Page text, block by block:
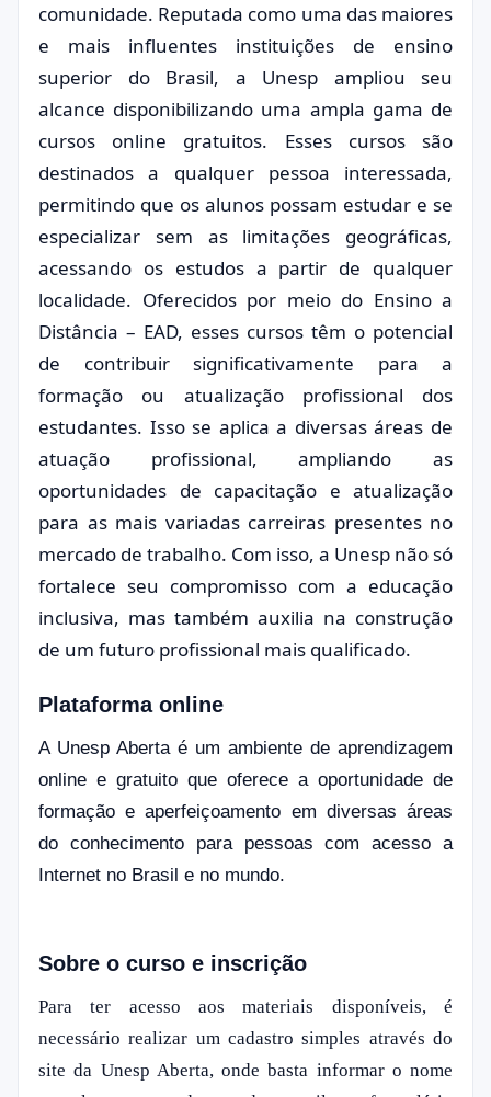
comunidade. Reputada como uma das maiores
e mais influentes instituições de ensino
superior do Brasil, a Unesp ampliou seu
alcance disponibilizando uma ampla gama de
cursos online gratuitos. Esses cursos são
destinados a qualquer pessoa interessada,
permitindo que os alunos possam estudar e se
especializar sem as limitações geográficas,
acessando os estudos a partir de qualquer
localidade. Oferecidos por meio do Ensino a
Distância – EAD, esses cursos têm o potencial
de contribuir significativamente para a
formação ou atualização profissional dos
estudantes. Isso se aplica a diversas áreas de
atuação profissional, ampliando as
oportunidades de capacitação e atualização
para as mais variadas carreiras presentes no
mercado de trabalho. Com isso, a Unesp não só
fortalece seu compromisso com a educação
inclusiva, mas também auxilia na construção
de um futuro profissional mais qualificado.
Plataforma online
A Unesp Aberta é um ambiente de aprendizagem
online e gratuito que oferece a oportunidade de
formação e aperfeiçoamento em diversas áreas
do conhecimento para pessoas com acesso a
Internet no Brasil e no mundo.
Sobre o curso e inscrição
Para ter acesso aos materiais disponíveis, é
necessário realizar um cadastro simples através do
site da Unesp Aberta, onde basta informar o nome